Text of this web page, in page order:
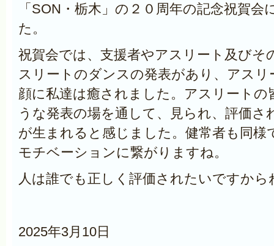
「SON・栃木」の２０周年の記念祝賀会
た。
祝賀会では、支援者やアスリート及びそ
スリートのダンスの発表があり、アス
顔に私達は癒されました。アスリートの
うな発表の場を通して、見られ、評価さ
が生まれると感じました。健常者も同様
モチベーションに繋がりますね。
人は誰でも正しく評価されたいですから
2025年3月10日